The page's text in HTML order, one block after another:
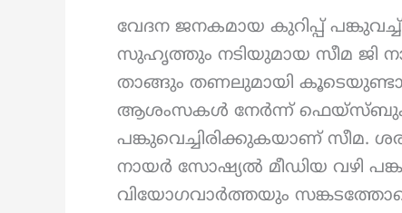
വേദന ജനകമായ കുറിപ്പ്
സുഹൃത്തും നടിയുമായ സീമ ജി
താങ്ങും തണലുമായി
ആശംസകൾ നേർന്ന്
പങ്കുവെച്ചിരിക്കുകയാണ് സീമ.
നായർ സോഷ്യൽ മീഡിയ വഴി
വിയോഗവാർത്തയും